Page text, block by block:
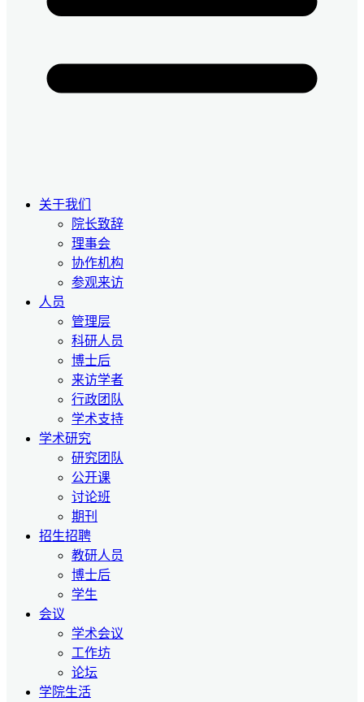
关于我们
院长致辞
理事会
协作机构
参观来访
人员
管理层
科研人员
博士后
来访学者
行政团队
学术支持
学术研究
研究团队
公开课
讨论班
期刊
招生招聘
教研人员
博士后
学生
会议
学术会议
工作坊
论坛
学院生活